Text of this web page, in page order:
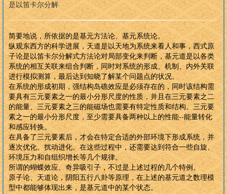
是以笛卡尔分解
简要地说，所依据的是基元方法论、基元系统论。
纵观东西方的科学进展，天道是以天地为系统来看人和事，西式原
子论是以笛卡尔分解式方法论对局部变化来判断，基元道是以各类
系统的相互关联来组合判断，同时对系统的形成、机制、内外关联
进行模拟测算，最后达到知晓了解某个问题点的状况。
在系统的形成初期，强结构岛礁效应是必须存在的，同时该结构需
要具有三元要素之一的最小分形尺度的性质，并且在三元要素之二
的能量、三元要素之三的能磁场也需要有特定性质和结构。三元要
素之一的最小分形尺度，至少需要具备两种以上的性能--能量转化
和感应转换。
在具备了三元要素后，才会在特定合适的外部环境下形成系统，并
逐次优化、扰动进化。在这些过程中，还需要达到符合一些自旋、
环境压力和自组织增长等几个规律。
所谓的蝴蝶效应、奇异吸引子，不过是上述过程的几个特例。
原子论、天道论，阴阳五行八卦等原理，在上述的基元道之数理模
型中都能够体现出来，是基元道中的某个状态。